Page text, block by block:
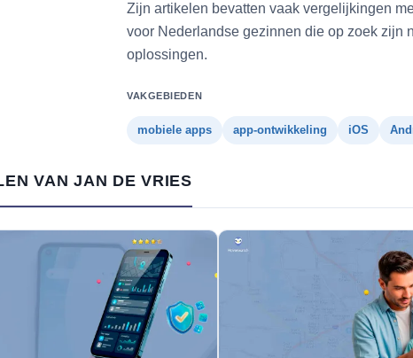
Zijn artikelen bevatten vaak vergelijkingen
voor Nederlandse gezinnen die op zoek zijn
oplossingen.
VAKGEBIEDEN
mobiele apps app-ontwikkeling iOS
VAN JAN DE VRIES